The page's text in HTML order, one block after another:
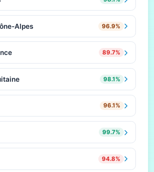
Alpes 96.9%
89.7%
98.1%
96.1%
99.7%
94.8%